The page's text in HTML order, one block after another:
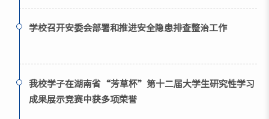
学校召开安委会部署和推进安全隐患排查整治工作
我校学子在湖南省“芳草杯”第十二届大学生研究性学习
成果展示竞赛中获多项荣誉